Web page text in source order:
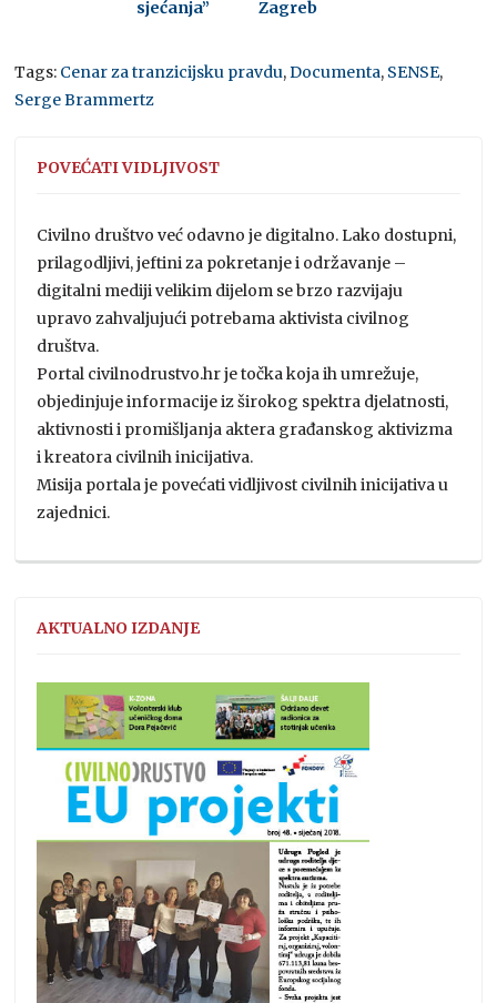
sjećanja” Zagreb
Tags: Cenar za tranzicijsku pravdu,Documenta, SENSE,
Serge Brammertz
POVEĆATI VIDLJIVOST
Civilno društvo već odavno je digitalno. Lako dostupni,
prilagodljivi, jeftini za pokretanje i održavanje –
digitalni mediji velikim dijelom se brzo razvijaju
upravo zahvaljujući potrebama aktivista civilnog
društva.
Portal civilnodrustvo.hr je točka koja ih umrežuje,
objedinjuje informacije iz širokog spektra djelatnosti,
aktivnosti i promišljanja aktera građanskog aktivizma
i kreatora civilnih inicijativa.
Misija portala je povećati vidljivost civilnih inicijativa u
zajednici.
AKTUALNO IZDANJE